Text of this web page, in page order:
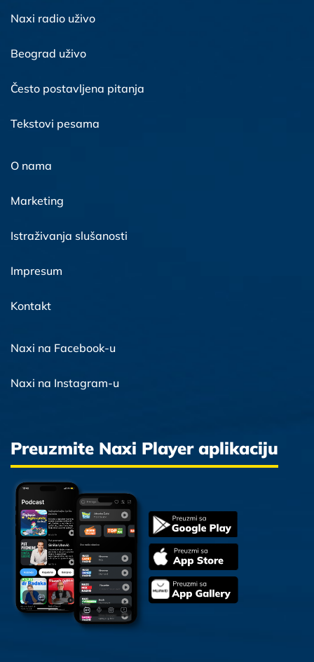
Naxi radio uživo
Beograd uživo
Često postavljena pitanja
Tekstovi pesama
O nama
Marketing
Istraživanja slušanosti
Impresum
Kontakt
Naxi na Facebook-u
Naxi na Instagram-u
Preuzmite Naxi Player aplikaciju